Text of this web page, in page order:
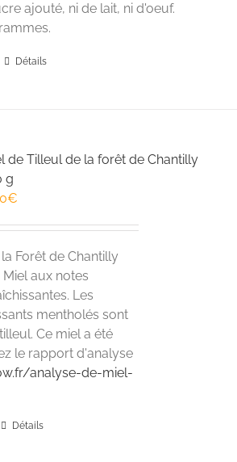
ajouté, ni de lait, ni d'oeuf.
Détails
de Tilleul de la forêt de Chantilly
g
€
Forêt de Chantilly
Miel aux notes
Les
mentholés sont
Ce miel a été
le rapport d'analyse
analyse-de-miel-
Détails